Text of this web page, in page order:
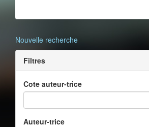
Nouvelle recherche
Filtres
Cote auteur-trice
Auteur-trice